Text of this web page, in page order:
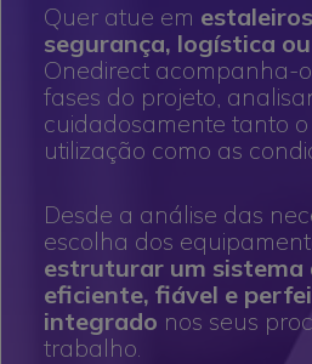
Quer atue em
segurança, logística
Onedirect acompanha-
fases do projeto,
cuidadosamente tanto
utilização como as
Desde a análise das
escolha dos
estruturar um sistema
eficiente, fiável e
integrado nos seus
trabalho.